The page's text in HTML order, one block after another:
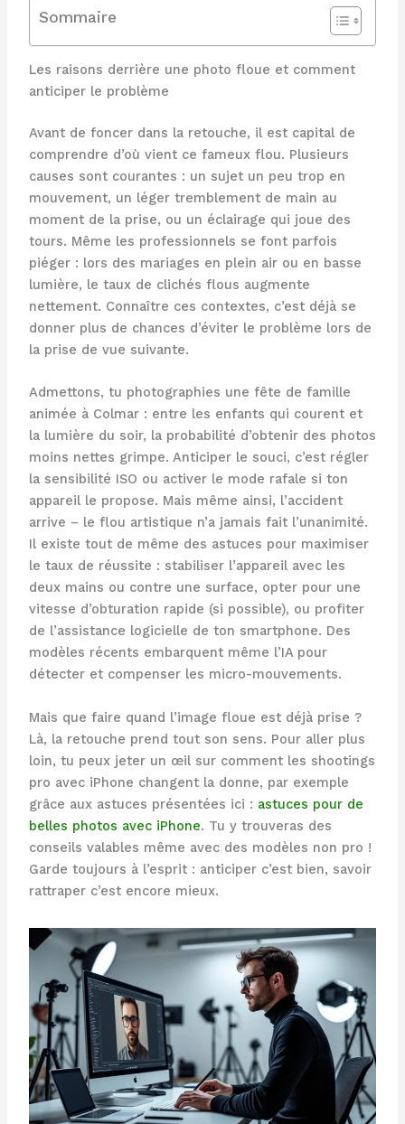
Sommaire
Les raisons derrière une photo floue et comment
anticiper le problème
Avant de foncer dans la retouche, il est capital de
comprendre d’où vient ce fameux flou. Plusieurs
causes sont courantes : un sujet un peu trop en
mouvement, un léger tremblement de main au
moment de la prise, ou un éclairage qui joue des
tours. Même les professionnels se font parfois
piéger : lors des mariages en plein air ou en basse
lumière, le taux de clichés flous augmente
nettement. Connaître ces contextes, c’est déjà se
donner plus de chances d’éviter le problème lors de
la prise de vue suivante.
Admettons, tu photographies une fête de famille
animée à Colmar : entre les enfants qui courent et
la lumière du soir, la probabilité d’obtenir des photos
moins nettes grimpe. Anticiper le souci, c’est régler
la sensibilité ISO ou activer le mode rafale si ton
appareil le propose. Mais même ainsi, l’accident
arrive – le flou artistique n’a jamais fait l’unanimité.
Il existe tout de même des astuces pour maximiser
le taux de réussite : stabiliser l’appareil avec les
deux mains ou contre une surface, opter pour une
vitesse d’obturation rapide (si possible), ou profiter
de l’assistance logicielle de ton smartphone. Des
modèles récents embarquent même l’IA pour
détecter et compenser les micro-mouvements.
Mais que faire quand l’image floue est déjà prise ?
Là, la retouche prend tout son sens. Pour aller plus
loin, tu peux jeter un œil sur comment les shootings
pro avec iPhone changent la donne, par exemple
grâce aux astuces présentées ici : astuces pour de
belles photos avec iPhone. Tu y trouveras des
conseils valables même avec des modèles non pro !
Garde toujours à l’esprit : anticiper c’est bien, savoir
rattraper c’est encore mieux.